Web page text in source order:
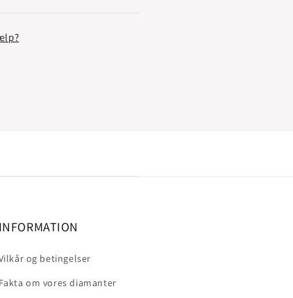
INFORMATION
og betingelser
Fakta om vores diamanter